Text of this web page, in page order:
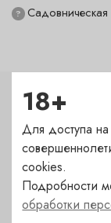
?
Тип
Чехол
Бренд
18+
Для доступа
cookies.
Подробности
обработки